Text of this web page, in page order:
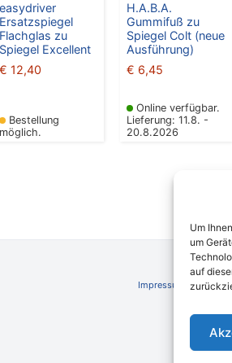
Um
um
auf
easydriver
Ersatzspiegel
Flachglas zu
Spiegel Excellent
€ 12,40
Bestellung
möglich.
H.A.B.A.
Gummifuß zu
Spiegel Colt (neue
Ausführung)
€ 6,45
Online verfügbar.
Lieferung: 11.8. -
20.8.2026
Impressum AGB